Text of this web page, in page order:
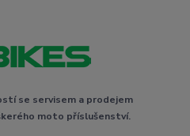
se servisem a prodejem
moto příslušenství.